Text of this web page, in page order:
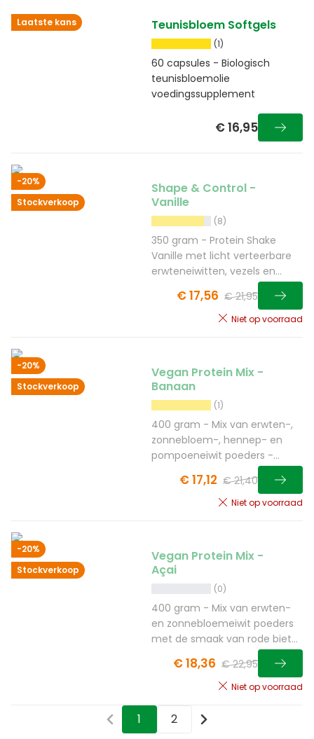
Laatste kans Teunisbloem Softgels
(1)
60 capsules - Biologisch
teunisbloemolie
voedingssupplement
€ 16,95
-20%
Stockverkoop
Shape & Control -
Vanille
(8)
350 gram - Protein Shake
Vanille met licht verteerbare
erwteneiwitten, vezels en
€ 17,56 € 21,95
Niet op voorraad
-20%
Stockverkoop
Vegan Protein Mix -
Banaan
(1)
400 gram - Mix van erwten-,
zonnebloem-, hennep- en
pompoeneiwit poeders -
€ 17,12 € 21,40
Niet op voorraad
-20%
Stockverkoop
Vegan Protein Mix -
Açai
(0)
400 gram - Mix van erwten-
en zonnebloemeiwit poeders
met de smaak van rode biet
€ 18,36 € 22,95
Niet op voorraad
1 2